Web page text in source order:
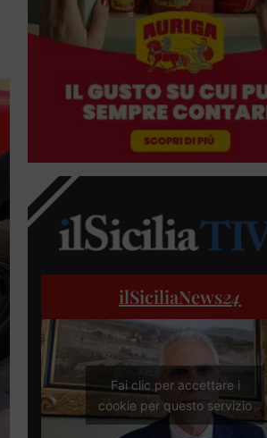
ilSiciliaNews24
Fai clic per accettare i
cookie per questo servizio